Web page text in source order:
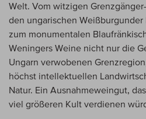
Welt. Vom witzigen
den ungarischen
zum monumentalen
Weningers Weine nicht nur die
Ungarn verwobenen
höchst intellektuellen
Natur. Ein Ausnahmeweingut,
viel größeren Kult verdienen